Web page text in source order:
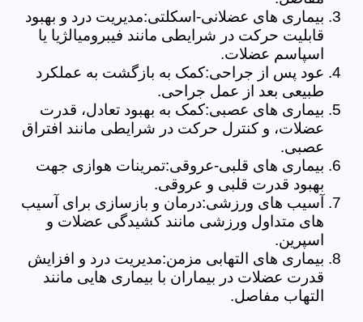
بیماری های عضلانی-اسکلتی:مدیریت درد و بهبود
قابلیت حرکت در شرایطی مانند فیبرومیالژیا یا
اسپاسم عضلات.
عود پس از جراحی:کمک به بازگشت به عملکرد
طبیعی بعد از عمل جراحی.
بیماری های عصبی:کمک به بهبود تعادل، قدرت
عضلات، و کنترل حرکت در شرایطی مانند افتراق
عصبی.
بیماری های قلبی-عروقی:تمرینات هوازی جهت
بهبود قدرت قلبی و عروقی.
آسیب های ورزشی:درمان و بازسازی برای آسیب
های متداول ورزشی مانند کشیدگی عضلات و
اسپرین.
بیماری های التهابی مزمن:مدیریت درد و افزایش
قدرت عضلات در بیماران با بیماری هایی مانند
التهاب مفاصل.